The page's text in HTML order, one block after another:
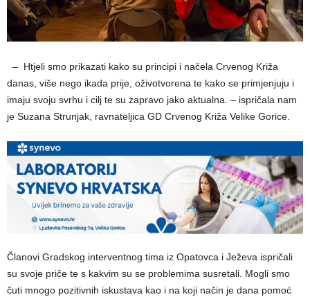
– Htjeli smo prikazati kako su principi i načela Crvenog Križa
danas, više nego ikada prije, oživotvorena te kako se primjenjuju i
imaju svoju svrhu i cilj te su zapravo jako aktualna. – ispričala nam
je Suzana Strunjak, ravnateljica GD Crvenog Križa Velike Gorice.
Članovi Gradskog interventnog tima iz Opatovca i Ježeva ispričali
su svoje priče te s kakvim su se problemima susretali. Mogli smo
čuti mnogo pozitivnih iskustava kao i na koji način je dana pomoć